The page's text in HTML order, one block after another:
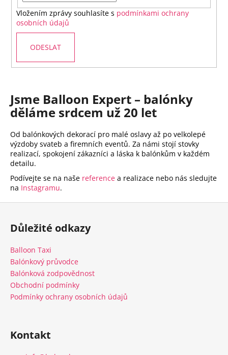
Vložením zprávy souhlasíte s podmínkami ochrany
osobních údajů
ODESLAT
Jsme Balloon Expert – balónky
děláme srdcem už 20 let
Od balónkových dekorací pro malé oslavy až po velkolepé
výzdoby svateb a firemních eventů. Za námi stojí stovky
realizací, spokojení zákazníci a láska k balónkům v každém
detailu.
Podívejte se na naše reference a realizace nebo nás sledujte
na Instagramu.
Z
Důležité odkazy
Balloon Taxi
Balónkový průvodce
Balónková zodpovědnost
Obchodní podmínky
Podmínky ochrany osobních údajů
Kontakt